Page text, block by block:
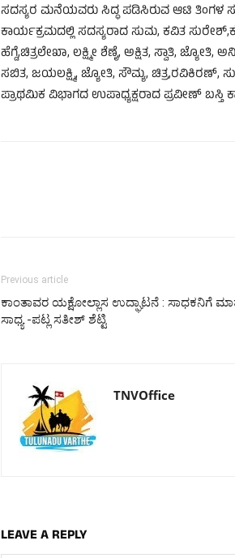
ಸದಸ್ಯರ ಮನೆಯವರು ಸಿದ್ಧ ಪಡಿಸಿರುವ ಆಟಿ ತಿಂಗಳ
ಕಾರ್ಯಕ್ರಮದಲ್ಲಿ ಸದಸ್ಯರಾದ ಸುಮ, ಕವಿತ
ಹೆಗ್ಡೆ,ಚಿತ್ರಲೇಖಾ, ಲಕ್ಷ್ಮೀ ಶೆಣೈ, ಅಕ್ಷಿತ, ಸ್ವಾತಿ,
ಸಬಿತ, ಜಯಲಕ್ಷ್ಮಿ, ಜ್ಯೋತಿ, ಸೌಮ್ಯ, ಚಿತ್ರ,ರವಿಕಿರಣ್,
ಪ್ರಾಥಮಿಕ ವಿಭಾಗದ ಉಪಾಧ್ಯಕ್ಷರಾದ ಪ್ರವೀಣ್ ಬಸ್ತಿ
Previous article
ಕಾಂತಾವರ ಯಕ್ಷೋಲ್ಲಾಸ ಉದ್ಘಾಟನೆ : ಸಾಧಕನಿಗೆ
ಸಾಧ್ಯ -ಪಟ್ಲ ಸತೀಶ್ ಶೆಟ್ಟಿ
TNVOffice
LEAVE A REPLY